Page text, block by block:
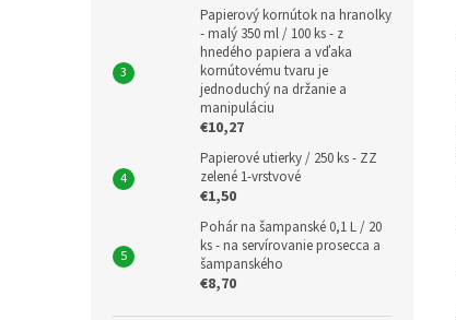
Papierový kornútok na hranolky
- malý 350 ml / 100 ks - z
hnedého papiera a vďaka
kornútovému tvaru je
jednoduchý na držanie a
manipuláciu
€10,27
Papierové utierky / 250 ks - ZZ
zelené 1-vrstvové
€1,50
Pohár na šampanské 0,1 L / 20
ks - na servírovanie prosecca a
šampanského
€8,70